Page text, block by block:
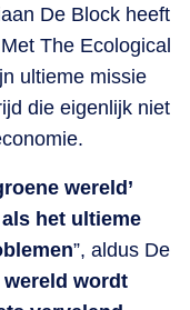
De Block heeft
The Ecological
ultieme missie
die eigenlijk niet
wereld’
het ultieme
”, aldus De
wordt